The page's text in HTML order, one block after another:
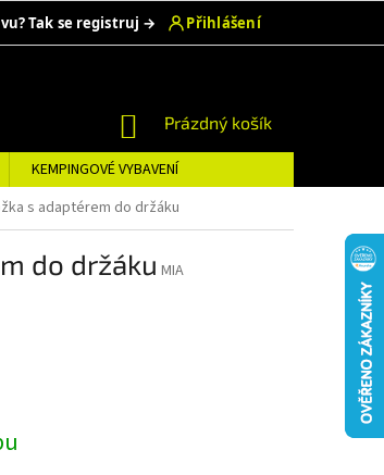
NÁKUPNÍ
KOŠÍK
Prázdný košík
KEMPINGOVÉ VYBAVENÍ
s adaptérem do držáku
do držáku MIA